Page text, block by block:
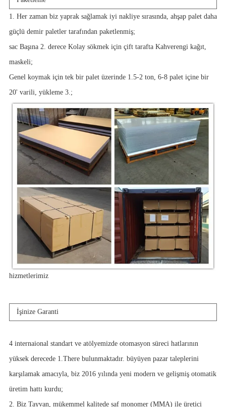
1. Her zaman biz yaprak sağlamak iyi nakliye sırasında, ahşap palet daha
güçlü demir paletler tarafından paketlenmiş;
sac Başına 2. derece Kolay sökmek için çift tarafta Kahverengi kağıt,
maskeli;
Genel koymak için tek bir palet üzerinde 1.5-2 ton, 6-8 palet içine bir
20' varili, yükleme 3.;
hizmetlerimiz
İşinize Garanti
4 internaional standart ve atölyemizde otomasyon süreci hatlarının
yüksek derecede 1.There bulunmaktadır. büyüyen pazar taleplerini
karşılamak amacıyla, biz 2016 yılında yeni modern ve gelişmiş otomatik
üretim hattı kurdu;
2. Biz Tayvan, mükemmel kalitede saf monomer (MMA) ile üretici